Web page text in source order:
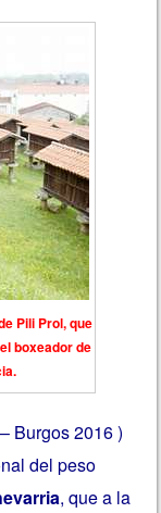
Pili Prol, que
boxeador de
Burgos 2016 )
del peso
, que a la